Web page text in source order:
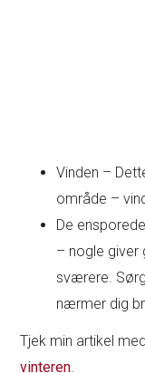
Vinden –
område –
De
– nogle giver
sværere.
nærmer dig
Tjek min artikel
vinteren